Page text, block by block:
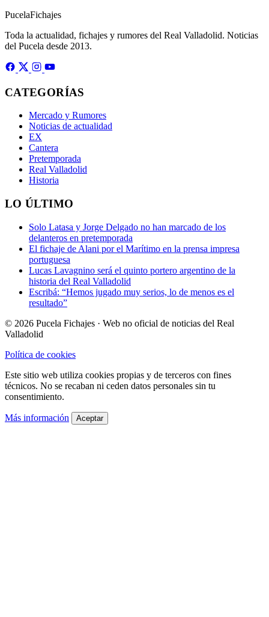
PucelaFichajes
Toda la actualidad, fichajes y rumores del Real Valladolid. Noticias
del Pucela desde 2013.
CATEGORÍAS
Mercado y Rumores
Noticias de actualidad
EX
Cantera
Pretemporada
Real Valladolid
Historia
LO ÚLTIMO
Solo Latasa y Jorge Delgado no han marcado de los
delanteros en pretemporada
El fichaje de Alani por el Marítimo en la prensa impresa
portuguesa
Lucas Lavagnino será el quinto portero argentino de la
historia del Real Valladolid
Escribá: “Hemos jugado muy serios, lo de menos es el
resultado”
© 2026 Pucela Fichajes · Web no oficial de noticias del Real
Valladolid
Política de cookies
Este sitio web utiliza cookies propias y de terceros con fines
técnicos. No se recaban ni ceden datos personales sin tu
consentimiento.
Más información Aceptar